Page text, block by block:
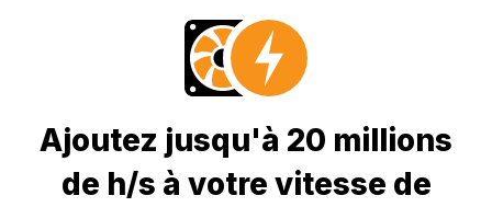
Ajoutez jusqu'à 20 millions
de h/s à votre vitesse de